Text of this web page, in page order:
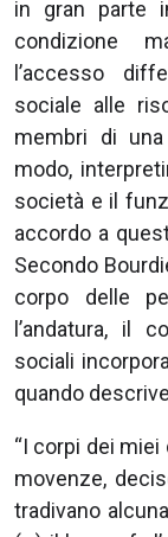
in gran parte
condizione
l’accesso
sociale alle
membri di
modo,
società e il
accordo a
Secondo
corpo delle
l’andatura, il
sociali
quando
“I corpi dei
movenze,
tradivano